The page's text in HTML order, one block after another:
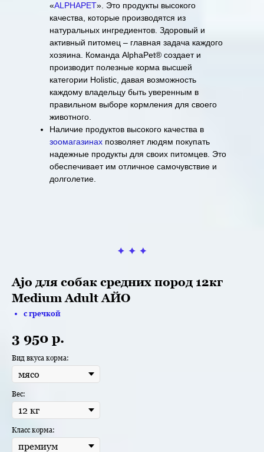
«ALPHAPET». Это продукты высокого
качества, которые производятся из
натуральных ингредиентов. Здоровый и
активный питомец – главная задача каждого
хозяина. Команда AlphaPet® создает и
производит полезные корма высшей
категории Holistiс, давая возможность
каждому владельцу быть уверенным в
правильном выборе кормления для своего
животного.
Наличие продуктов высокого качества в
зоомагазинах позволяет людям покупать
надежные продукты для своих питомцев. Это
обеспечивает им отличное самочувствие и
долголетие.
Ajo для собак средних пород 12кг
Medium Adult АЙО
с гречкой
3 950 р.
Вид вкуса корма:
Вес:
Класс корма: